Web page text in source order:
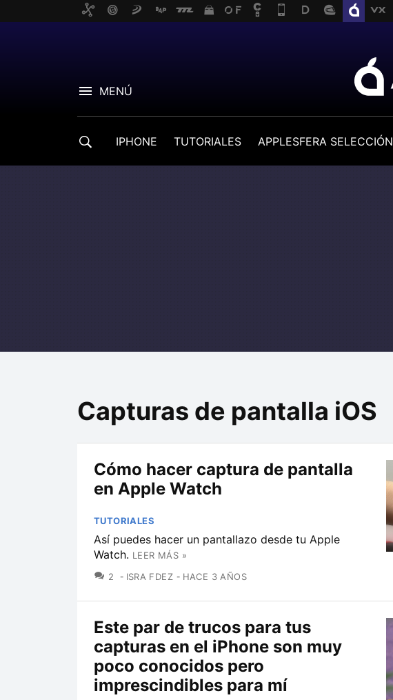
MENÚ
IPHONE TUTORIALES APPLESFERA SELECCIÓN
Capturas de pantalla iOS
Cómo hacer captura de pantalla
en Apple Watch
TUTORIALES
Así puedes hacer un pantallazo desde tu Apple
Watch. LEER MÁS »
2
COMENTARIOS
ISRA FDEZ HACE 3 AÑOS
Este par de trucos para tus
capturas en el iPhone son muy
poco conocidos pero
imprescindibles para mí